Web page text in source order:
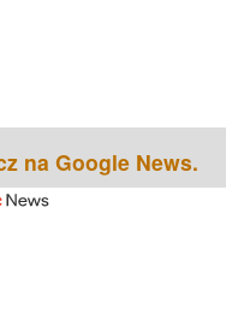
na Google News.